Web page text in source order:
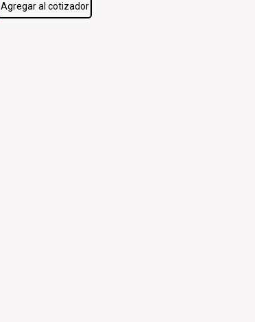
Agregar al cotizador